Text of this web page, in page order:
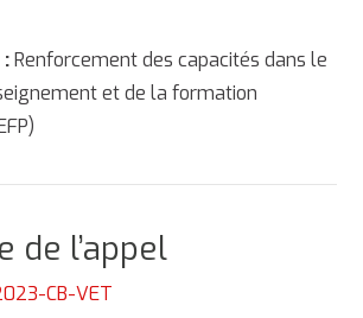
Renforcement des capacités dans le
et de la formation
de l’appel
CB-VET